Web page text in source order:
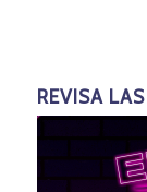
REVISA